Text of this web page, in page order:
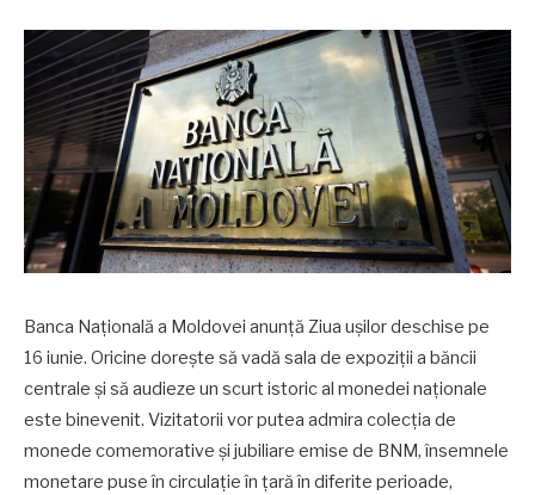
Banca Națională a Moldovei anunță Ziua ușilor deschise pe
16 iunie. Oricine dorește să vadă sala de expoziții a băncii
centrale și să audieze un scurt istoric al monedei naționale
este binevenit. Vizitatorii vor putea admira colecția de
monede comemorative și jubiliare emise de BNM, însemnele
monetare puse în circulație în țară în diferite perioade,